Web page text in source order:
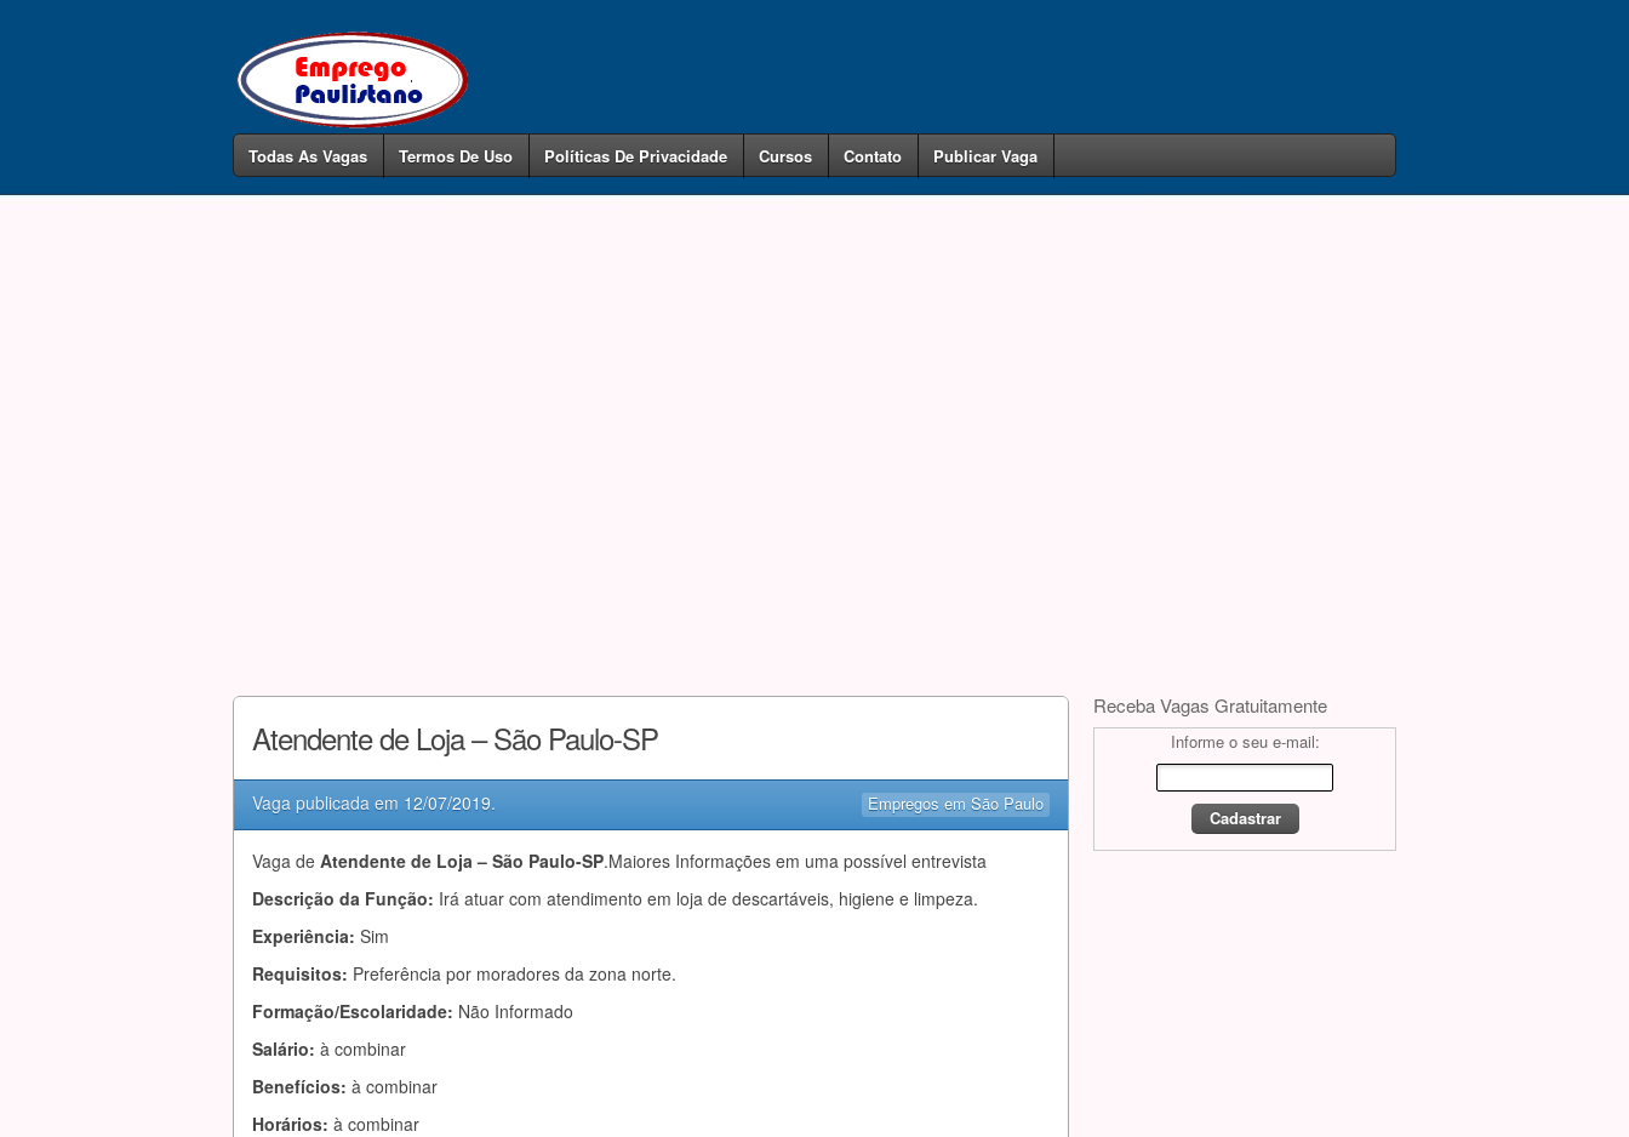
Todas As Vagas Termos De Uso Políticas De Privacidade Cursos Contato Publicar Vaga
Atendente de Loja – São Paulo-SP
Empregos em São Paulo
Vaga publicada em 12/07/2019.
Vaga de Atendente de Loja – São Paulo-SP.Maiores Informações em uma possível entrevista
Descrição da Função: Irá atuar com atendimento em loja de descartáveis, higiene e limpeza.
Experiência: Sim
Requisitos: Preferência por moradores da zona norte.
Formação/Escolaridade: Não Informado
Salário: à combinar
Benefícios: à combinar
Horários: à combinar
Receba Vagas Gratuitamente
Informe o seu e-mail: